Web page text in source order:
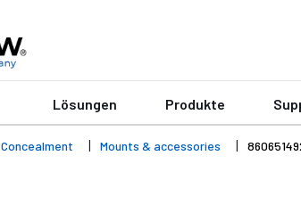
Lösungen Produkte
Concealment Mounts & accessories